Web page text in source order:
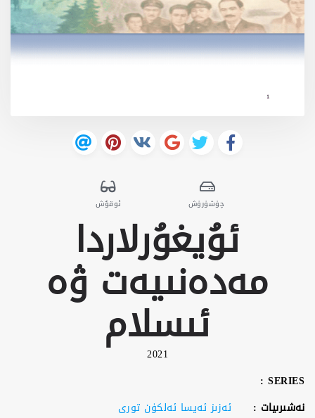
چۈشۈرۈش ئوقۇش
ئۇيغۇرلاردا
مەدەنىيەت ۋە
ئىسلام
2021
SERIES :
نەشىرىيات :
ئەزىز ئەيسا ئەلكۈن تورى